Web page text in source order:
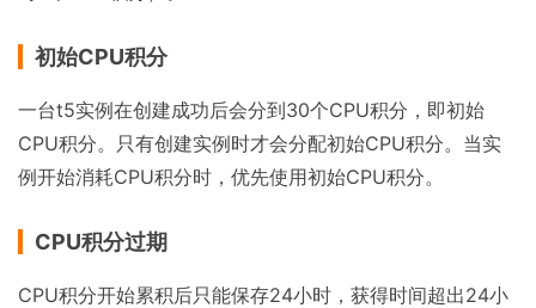
初始CPU积分
一台t5实例在创建成功后会分到30个CPU积分，即初始
CPU积分。只有创建实例时才会分配初始CPU积分。当实
例开始消耗CPU积分时，优先使用初始CPU积分。
CPU积分过期
CPU积分开始累积后只能保存24小时，获得时间超出24小